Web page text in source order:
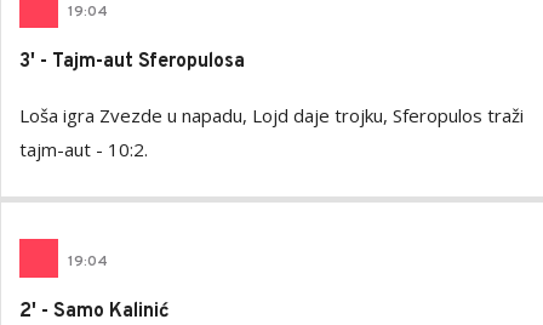
19:04
3' - Tajm-aut Sferopulosa
Loša igra Zvezde u napadu, Lojd daje trojku, Sferopulos traži
tajm-aut - 10:2.
19:04
2' - Samo Kalinić